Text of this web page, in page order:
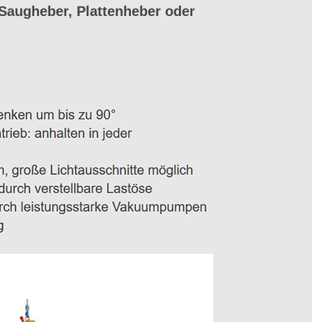
Plattenheber oder